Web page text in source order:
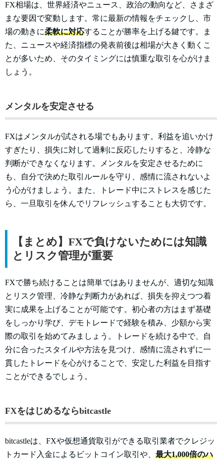
FX相場は、世界経済やニュース、政治の動向など、さまざ
まな要因で変動します。常に最新の情報をチェックし、市
場の動きに柔軟に対応することが勝率を上げる鍵です。ま
た、ニュースや経済指標の発表前後は相場が大きく動くこ
とが多いため、そのタイミングには慎重な取引を心がけま
しょう。
メンタルを安定させる
FXはメンタルが試される場でもあります。利益を追いかけ
すぎたり、損失に対して過剰に反応したりすると、冷静な
判断ができなくなります。メンタルを安定させるために
も、自分で決めた取引ルールを守り、感情に流されないよ
う心がけましょう。また、トレード中にストレスを感じた
ら、一旦取引を休んでリフレッシュすることも大切です。
【まとめ】FXで負けないためには知識
とリスク管理が重要
FXで勝ち続けることは簡単ではありませんが、適切な知識
とリスク管理、冷静な判断力があれば、損失を抑えつつ着
実に成果を上げることが可能です。初心者の方はまず基礎
をしっかり学び、デモトレードで経験を積み、少額から実
際の取引を始めてみましょう。トレードを続ける中で、自
分に合ったスタイルや方法を見つけ、感情に流されずに一
貫したトレードを心がけることで、安定した利益を目指す
ことができるでしょう。
FXをはじめるならbitcastle
bitcastleは、FXや仮想通貨取引ができる取引業者でクレジッ
トカード入金によるビットコイン取引や、 最大1,000倍のハ